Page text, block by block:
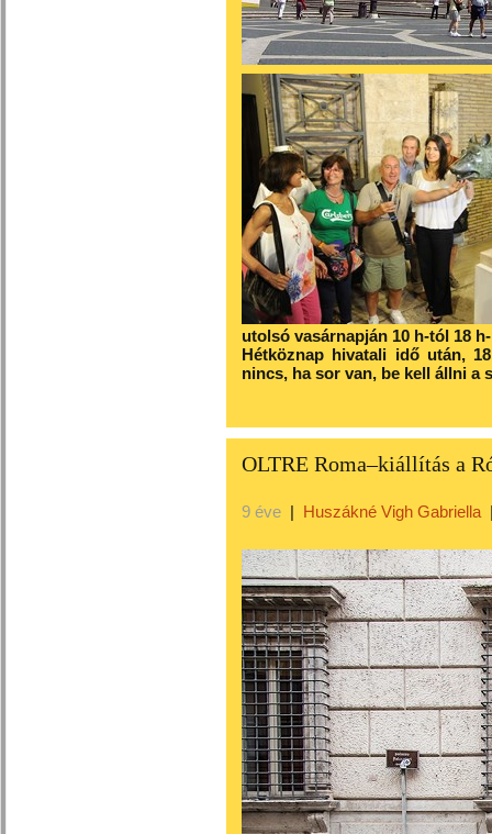
utolsó vasárnapján 10 h-tól 18
Hétköznap hivatali idő után,
nincs, ha sor van, be kell állni a
OLTRE Roma–kiállítás a
9 éve | Huszákné Vigh Gabriella